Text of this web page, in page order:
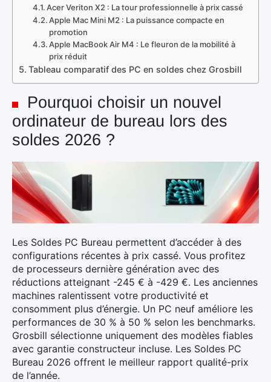
Acer Veriton X2 : La tour professionnelle à prix cassé
Apple Mac Mini M2 : La puissance compacte en
promotion
Apple MacBook Air M4 : Le fleuron de la mobilité à
prix réduit
Tableau comparatif des PC en soldes chez Grosbill
Pourquoi choisir un nouvel
ordinateur de bureau lors des
soldes 2026 ?
Les Soldes PC Bureau permettent d’accéder à des
configurations récentes à prix cassé. Vous profitez
de processeurs dernière génération avec des
réductions atteignant -245 € à -429 €. Les anciennes
machines ralentissent votre productivité et
consomment plus d’énergie. Un PC neuf améliore les
performances de 30 % à 50 % selon les benchmarks.
Grosbill sélectionne uniquement des modèles fiables
avec garantie constructeur incluse. Les Soldes PC
Bureau 2026 offrent le meilleur rapport qualité-prix
de l’année.